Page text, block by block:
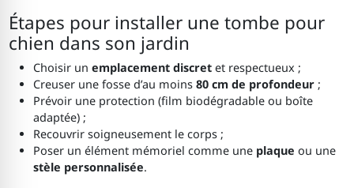
Étapes pour installer une tombe pour
chien dans son jardin
Choisir un emplacement discretet respectueux ;
Creuser une fosse d’au moins 80 cm de profondeur;
Prévoir une protection (film biodégradable ou boîte
adaptée) ;
Recouvrir soigneusement le corps ;
Poser un élément mémoriel comme une plaque ou une
stèle personnalisée.